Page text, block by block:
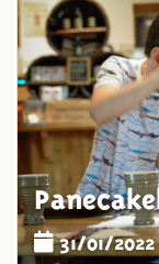
31/01/2022